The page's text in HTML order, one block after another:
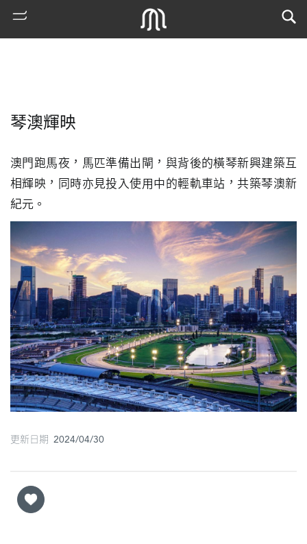
搜
索
古
地
圖
媽
閣
寺
琴澳輝映
澳門跑馬夜，馬匹準備出閘，與背後的橫琴新興建築互
相輝映，同時亦見投入使用中的輕軌車站，共築琴澳新
紀元。
更新日期 2024/04/30